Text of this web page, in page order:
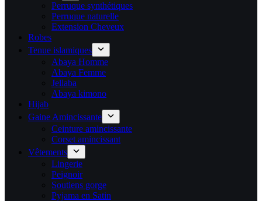
Perruque synthétiques
Perruque naturelle
Extension Cheveux
Robes
Tenue islamiques
Abaya Homme
Abaya Femme
Jellaba
Abaya kimono
Hijab
Gaine Amincissante
Ceinture amincissante
Corset amincissant
Vêtements
Lingerie
Peignoir
Soutiens gorge
Pyjama en Satin